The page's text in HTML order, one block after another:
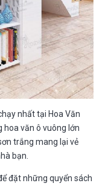
nhất tại Hoa Văn
hoa văn ô vuông lớn
trắng mang lại vẻ
bạn.
đặt những quyển sách